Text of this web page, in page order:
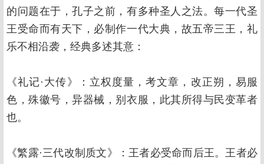
的问题在于，孔子之前，有多种圣人之法。每一代圣
王受命而有天下，必制作一代大典，故五帝三王，礼
乐不相沿袭，经典多述其意：
《礼记·大传》：立权度量，考文章，改正朔，易服
色，殊徽号，异器械，别衣服，此其所得与民变革者
也。
《繁露·三代改制质文》：王者必受命而后王。王者必